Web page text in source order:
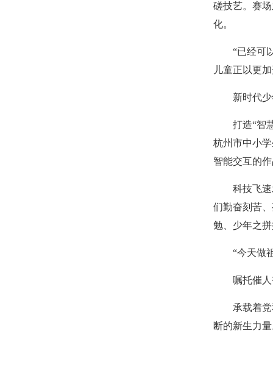
磋技艺。赛
化。
“已经可
儿童正以更
新时代
打造“智
杭州市中小
智能交互的
科技飞
们勤奋刻苦
勉、少年之
“今天做
嘱托催
承载着
断的新生力